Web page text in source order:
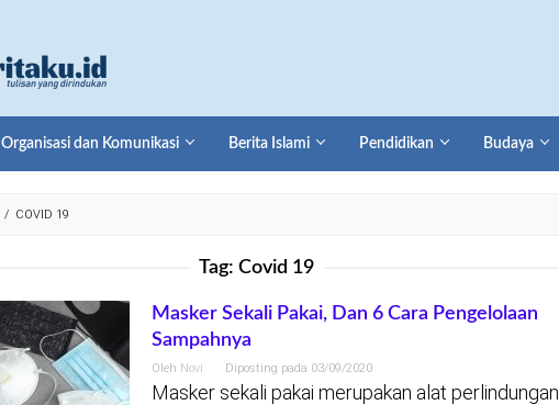
Organisasi dan Komunikasi Berita Islami Pendidikan Budaya
/ COVID 19
Tag: Covid 19
Masker Sekali Pakai, Dan 6 Cara Pengelolaan
Sampahnya
Oleh Novi Diposting pada 03/09/2020
Masker sekali pakai merupakan alat perlindungan